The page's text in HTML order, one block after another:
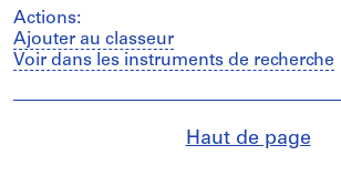
Actions:
Ajouter au classeur
Voir dans les instruments de recherche
Haut de page